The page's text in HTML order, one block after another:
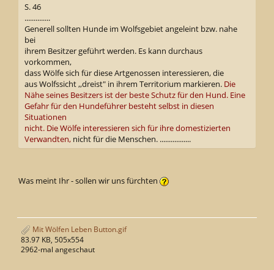
S. 46
..............
Generell sollten Hunde im Wolfsgebiet angeleint bzw. nahe
bei
ihrem Besitzer geführt werden. Es kann durchaus
vorkommen,
dass Wölfe sich für diese Artgenossen interessieren, die
aus Wolfssicht ,,dreist" in ihrem Territorium markieren. Die
Nähe seines Besitzers ist der beste Schutz für den Hund. Eine
Gefahr für den Hundeführer besteht selbst in diesen
Situationen
nicht. Die Wölfe interessieren sich für ihre domestizierten
Verwandten, nicht für die Menschen. .................
Was meint Ihr - sollen wir uns fürchten
Mit Wölfen Leben Button.gif
83.97 KB, 505x554
2962-mal angeschaut